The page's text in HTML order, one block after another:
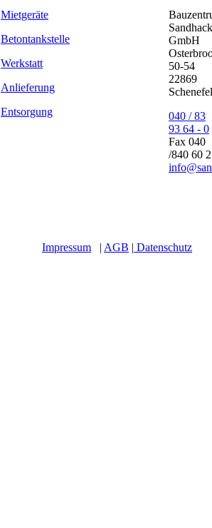
Mietgeräte
Betontankstelle
Werkstatt
Anlieferung
Entsorgung
Sandhack
GmbH
50-54
22869
040 / 83
93 64 - 0
Fax 040
/840 60
Impressum | AGB | Datenschutz